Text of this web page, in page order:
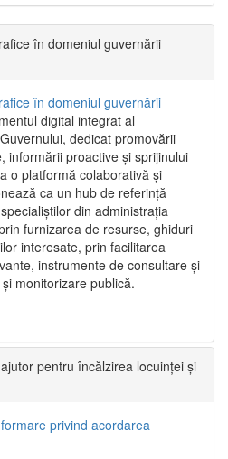
în domeniul guvernării
în domeniul guvernării
digital integrat al
dedicat promovării
informării proactive și sprijinului
o platformă colaborativă și
ca un hub de referință
din administrația
furnizarea de resurse, ghiduri
interesate, prin facilitarea
instrumente de consultare și
monitorizare publică.
pentru încălzirea locuinței și
privind acordarea